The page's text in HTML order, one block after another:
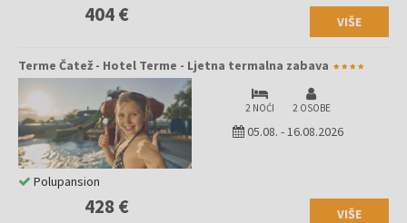
404 € VIŠE
Terme Čatež - Hotel Terme - Ljetna termalna zabava
2 NOĆI 2 OSOBE
05.08. -16.08.2026
428 € VIŠE
Polupansion